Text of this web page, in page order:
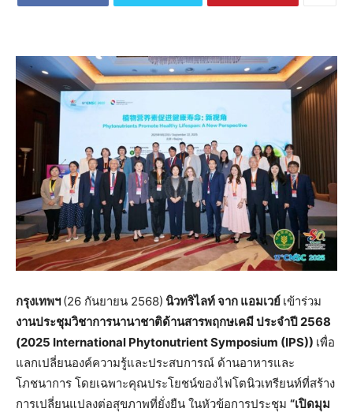
กรุงเทพฯ (26 กันยายน 2568) นิวทริไลท์จาก แอมเวย์ เข้าร่วม
งานประชุมวิชาการนานาชาติด้านสารพฤกษเคมีประจำปี2568
(2025 International Phytonutrient Symposium (IPS)) เพื่อ
แลกเปลี่ยนองค์ความรู้และประสบการณ์ ด้านอาหารและ
โภชนาการ โดยเฉพาะคุณประโยชน์ของไฟโตนิวเทรียนท์ที่สร้าง
การเปลี่ยนแปลงต่อสุขภาพที่ยั่งยืน ในหัวข้อการประชุม “เปิดมุม